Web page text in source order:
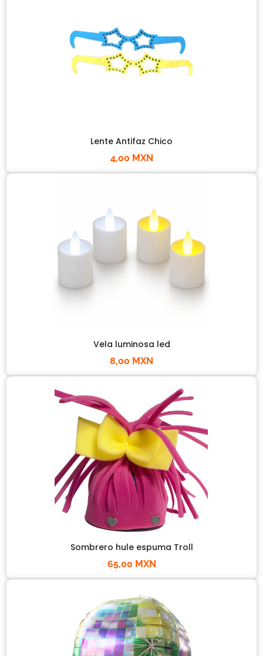
Lente Antifaz Chico
4,00 MXN
Vela luminosa led
8,00 MXN
Sombrero hule espuma Troll
65,00 MXN